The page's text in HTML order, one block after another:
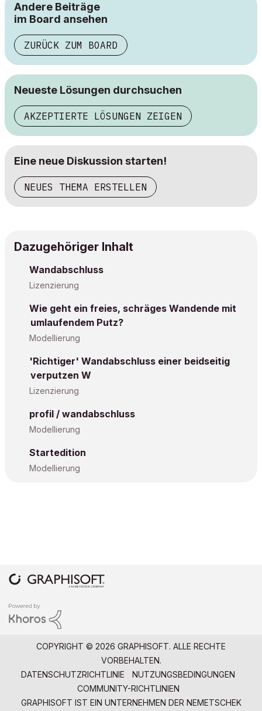
Andere Beiträge
im Board ansehen
ZURÜCK ZUM BOARD
Neueste Lösungen durchsuchen
AKZEPTIERTE LÖSUNGEN ZEIGEN
Eine neue Diskussion starten!
NEUES THEMA ERSTELLEN
Dazugehöriger Inhalt
Wandabschluss
Lizenzierung
Wie geht ein freies, schräges Wandende mit
umlaufendem Putz?
Modellierung
'Richtiger' Wandabschluss einer beidseitig
verputzen W
Lizenzierung
profil / wandabschluss
Modellierung
Startedition
Modellierung
COPYRIGHT © 2026 GRAPHISOFT. ALLE RECHTE
VORBEHALTEN.
DATENSCHUTZRICHTLINIE
NUTZUNGSBEDINGUNGEN
COMMUNITY-RICHTLINIEN
GRAPHISOFT IST EIN UNTERNEHMEN DER NEMETSCHEK